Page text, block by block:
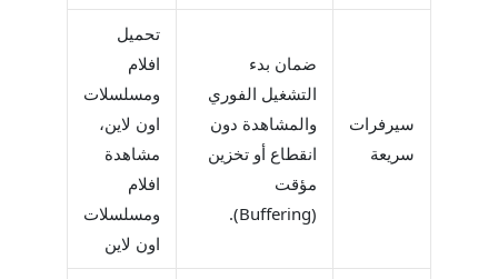
سيرفرات
سريعة
ضمان بدء
التشغيل الفوري
والمشاهدة دون
انقطاع أو تخزين
مؤقت
(Buffering).
تحميل
افلام
ومسلسلات
اون لاين،
مشاهدة
افلام
ومسلسلات
اون لاين